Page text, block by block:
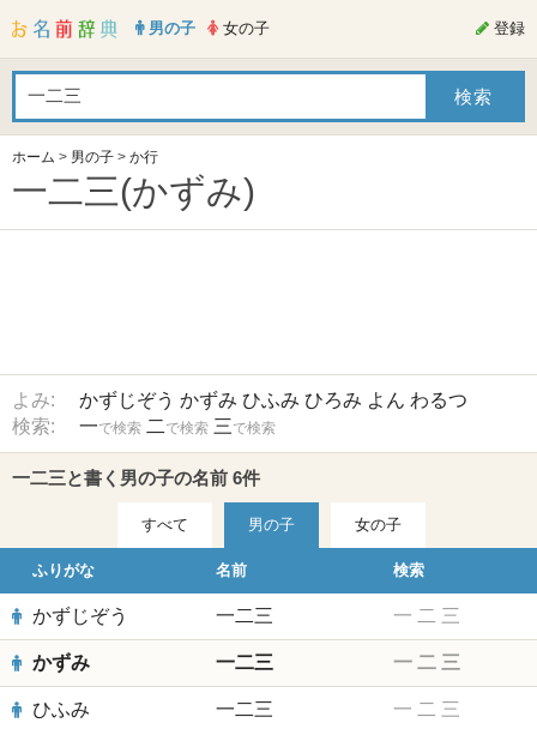
男の子 女の子 登録
ホーム > 男の子 > か行
一二三(かずみ)
よみ: かずじぞう かずみ ひふみ ひろみ よん わるつ
検索:
一で検索 二 で検索 三で検索
一二三と書く男の子の名前 6件
すべて 男の子 女の子
ふりがな 名前 検索
かずじぞう 一二三 一 二 三
かずみ 一二三 一 二 三
ひふみ 一二三 一 二 三